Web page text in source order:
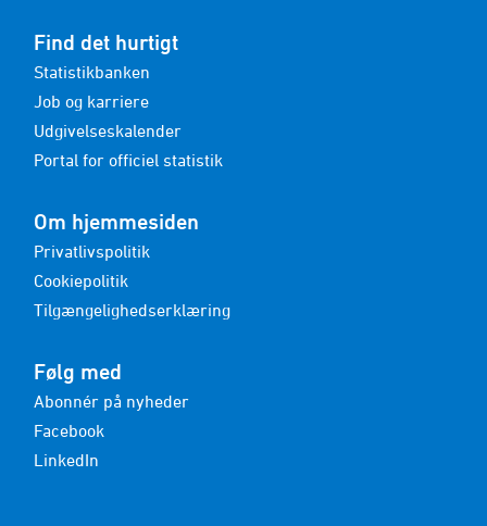
Find det hurtigt
Statistikbanken
Job og karriere
Udgivelseskalender
Portal for officiel statistik
Om hjemmesiden
Privatlivspolitik
Cookiepolitik
Tilgængelighedserklæring
Følg med
Abonnér på nyheder
Facebook
LinkedIn